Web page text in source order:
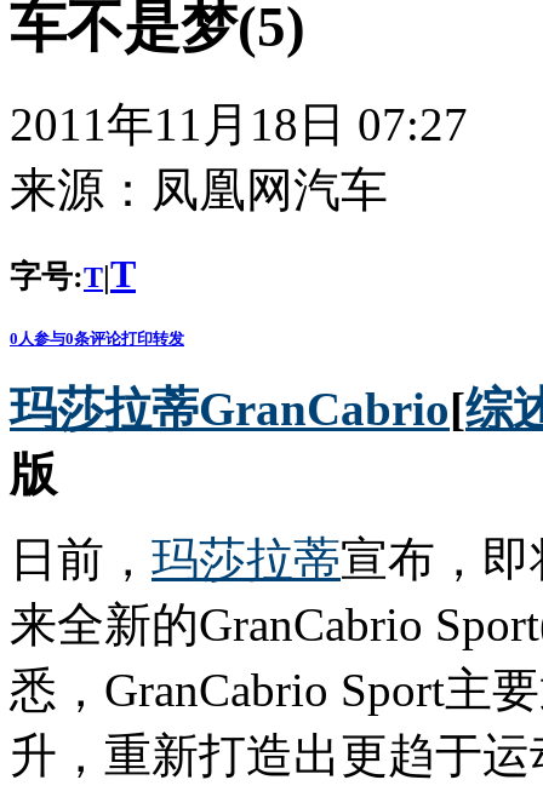
车不是梦(5)
2011年11月18日 07:27
来源： 凤凰网汽车
字号:T|T
0 人参与0条评论打印转发
玛莎拉蒂GranCabrio[综
版
日前， 玛莎拉蒂宣布，即
来全新的GranCabrio
悉，GranCabrio Sport主
升，重新打造出更趋于